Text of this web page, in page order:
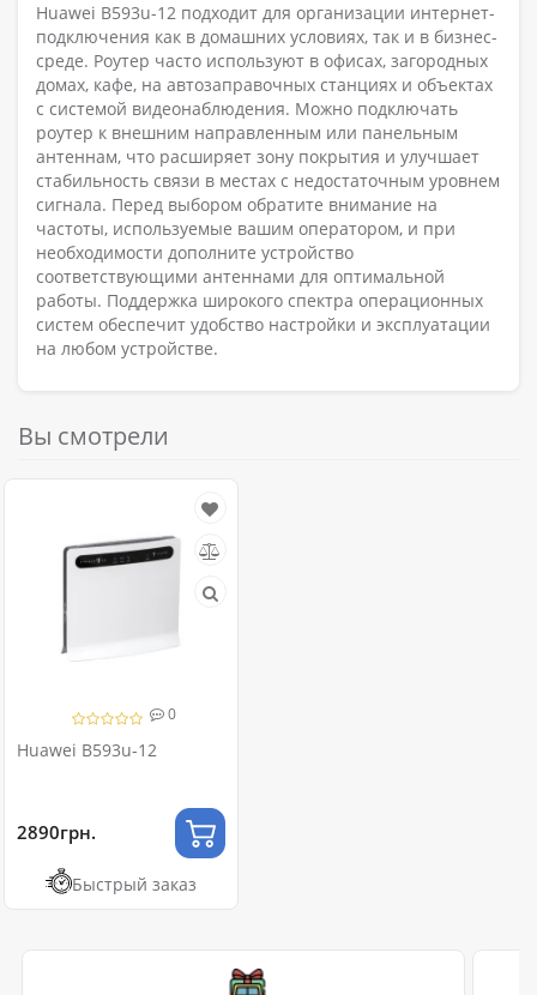
Huawei B593u-12 подходит для организации интернет-
подключения как в домашних условиях, так и в бизнес-
среде. Роутер часто используют в офисах, загородных
домах, кафе, на автозаправочных станциях и объектах
с системой видеонаблюдения. Можно подключать
роутер к внешним направленным или панельным
антеннам, что расширяет зону покрытия и улучшает
стабильность связи в местах с недостаточным уровнем
сигнала. Перед выбором обратите внимание на
частоты, используемые вашим оператором, и при
необходимости дополните устройство
соответствующими антеннами для оптимальной
работы. Поддержка широкого спектра операционных
систем обеспечит удобство настройки и эксплуатации
на любом устройстве.
Вы смотрели
0
Huawei B593u-12
2890грн.
Быстрый заказ